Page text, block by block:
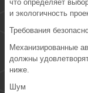
что определяет
и экологичность
Требования
Механизированные
должны
ниже.
Шум